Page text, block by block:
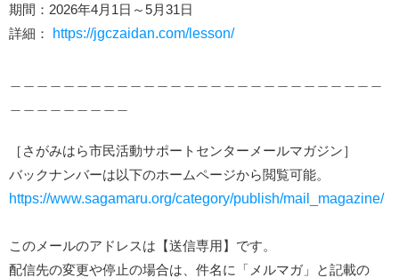
期間：2026年4月1日～5月31日
詳細：
https://jgczaidan.com/lesson/
［さがみはら市民活動サポートセンターメールマガジン］
バックナンバーは以下のホームページから閲覧可能。
https://www.sagamaru.org/category/publish/mail_magazine/
このメールのアドレスは【送信専用】です。
配信先の変更や停止の場合は、件名に「メルマガ」と記載の